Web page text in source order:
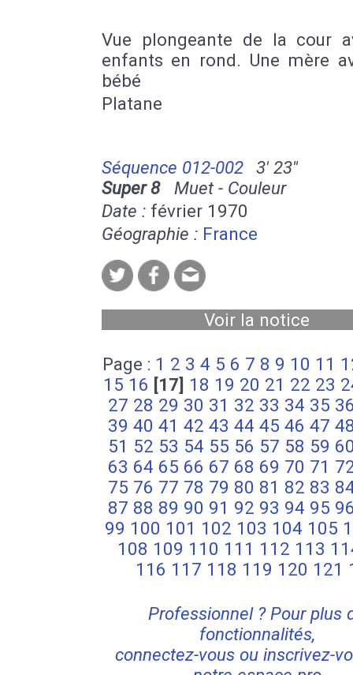
Vue plongeante de la cour
enfants en rond. Une mère
bébé
Platane
Séquence 012-002
3' 23''
Super 8Muet - Couleur
Date : février 1970
Géographie : France
Voir la notice
Page : 1 2 3 4 5 6 7 8 9 10 11
15 16 [17] 18 19 20 21 22 23
27 28 29 30 31 32 33 34 35
39 40 41 42 43 44 45 46 47
51 52 53 54 55 56 57 58 59
63 64 65 66 67 68 69 70 71
75 76 77 78 79 80 81 82 83
87 88 89 90 91 92 93 94 95
99 100 101 102 103 104 105
108 109 110 111 112 113
116 117 118 119 120 121
Professionnel ? Pour plus
fonctionnalités,
connectez-vous ou inscrivez-